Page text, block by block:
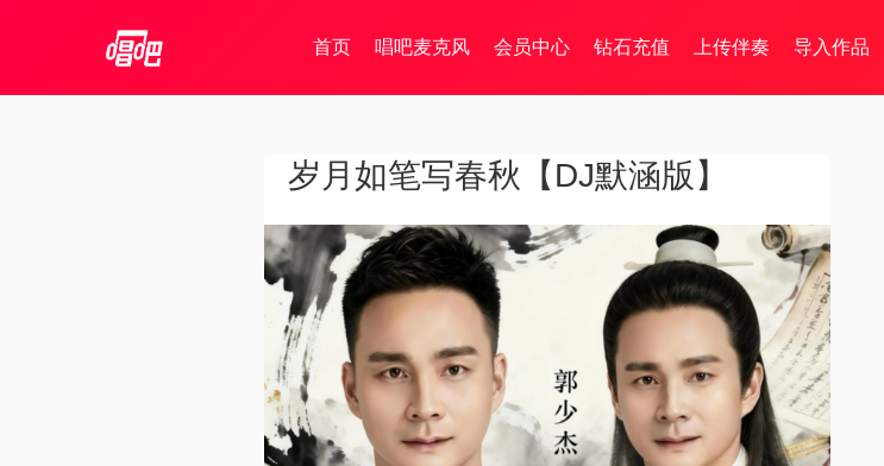
首页 唱吧麦克风 会员中心 钻石充值 上传伴奏 导入作品
岁月如笔写春秋【DJ默涵版】